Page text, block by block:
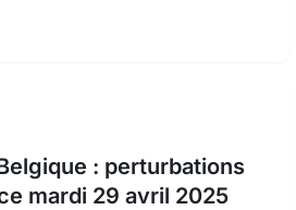
: perturbations
mardi 29 avril 2025